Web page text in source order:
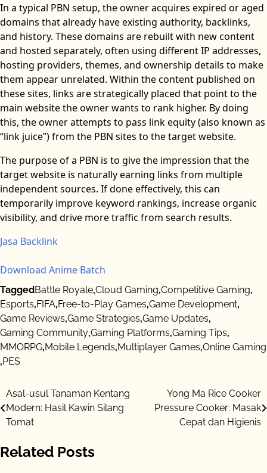
In a typical PBN setup, the owner acquires expired or aged
domains that already have existing authority, backlinks,
and history. These domains are rebuilt with new content
and hosted separately, often using different IP addresses,
hosting providers, themes, and ownership details to make
them appear unrelated. Within the content published on
these sites, links are strategically placed that point to the
main website the owner wants to rank higher. By doing
this, the owner attempts to pass link equity (also known as
“link juice”) from the PBN sites to the target website.
The purpose of a PBN is to give the impression that the
target website is naturally earning links from multiple
independent sources. If done effectively, this can
temporarily improve keyword rankings, increase organic
visibility, and drive more traffic from search results.
Jasa Backlink
Download Anime Batch
TaggedBattle Royale,Cloud Gaming,Competitive Gaming,
Esports,FIFA,Free-to-Play Games,Game Development,
Game Reviews,Game Strategies,Game Updates,
Gaming Community,Gaming Platforms,Gaming Tips,
MMORPG,Mobile Legends,Multiplayer Games,Online Gaming
,PES
Post
navigation
Asal-usul Tanaman Kentang
Modern: Hasil Kawin Silang
Tomat
Yong Ma Rice Cooker
Pressure Cooker: Masak
Cepat dan Higienis
Related Posts